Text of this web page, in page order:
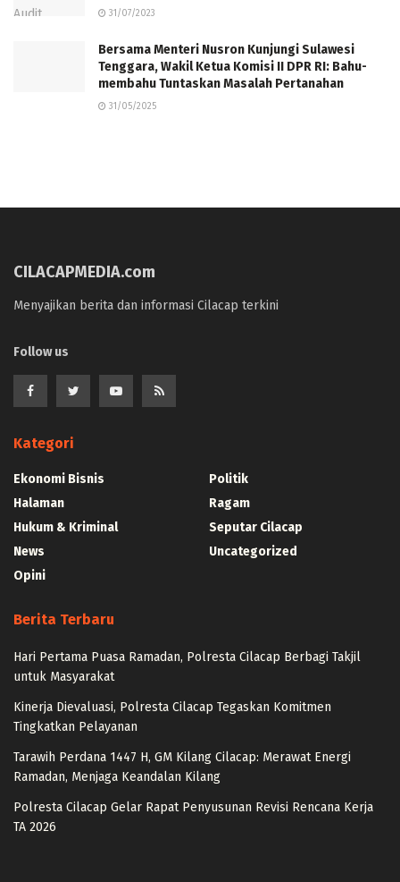
31/07/2023
Bersama Menteri Nusron Kunjungi Sulawesi
Tenggara, Wakil Ketua Komisi II DPR RI: Bahu-
membahu Tuntaskan Masalah Pertanahan
31/05/2025
CILACAPMEDIA.com
Menyajikan berita dan informasi Cilacap terkini
Follow us
Kategori
Ekonomi Bisnis
Halaman
Hukum & Kriminal
News
Opini
Politik
Ragam
Seputar Cilacap
Uncategorized
Berita Terbaru
Hari Pertama Puasa Ramadan, Polresta Cilacap Berbagi Takjil
untuk Masyarakat
Kinerja Dievaluasi, Polresta Cilacap Tegaskan Komitmen
Tingkatkan Pelayanan
Tarawih Perdana 1447 H, GM Kilang Cilacap: Merawat Energi
Ramadan, Menjaga Keandalan Kilang
Polresta Cilacap Gelar Rapat Penyusunan Revisi Rencana Kerja
TA 2026